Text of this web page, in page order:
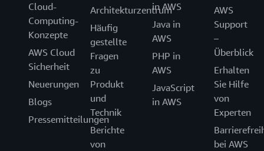
Cloud-
Computing-
Konzepte
AWS Cloud
Sicherheit
Neuerungen
Blogs
Pressemitteilungen
Architekturzentrum
Häufig
gestellte
Fragen
zu
Produkt
und
Technik
Berichte
von
in AWS
Java in
AWS
PHP in
AWS
JavaScript
in AWS
AWS
Support
–
Überblick
Erhalten
Sie Hilfe
von
Experten
bei AWS